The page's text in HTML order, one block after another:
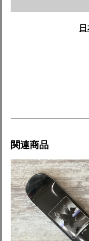
関連商品